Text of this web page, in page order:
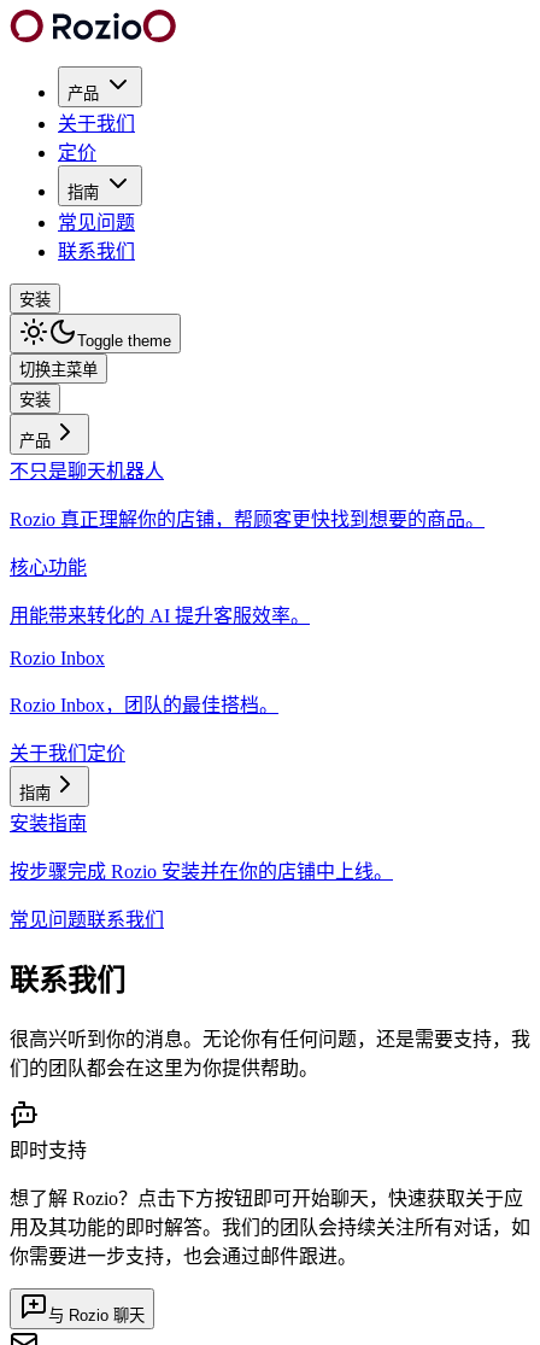
产品
关于我们
定价
指南
常见问题
联系我们
安装
Toggle theme
切换主菜单
安装
产品
不只是聊天机器人
Rozio 真正理解你的店铺，帮顾客更快找到想要的商品。
核心功能
用能带来转化的 AI 提升客服效率。
Rozio Inbox
Rozio Inbox，团队的最佳搭档。
关于我们 定价
指南
安装指南
按步骤完成 Rozio 安装并在你的店铺中上线。
常见问题联系我们
联系我们
很高兴听到你的消息。无论你有任何问题，还是需要支持，我
们的团队都会在这里为你提供帮助。
即时支持
想了解 Rozio？点击下方按钮即可开始聊天，快速获取关于应
用及其功能的即时解答。我们的团队会持续关注所有对话，如
你需要进一步支持，也会通过邮件跟进。
与 Rozio 聊天